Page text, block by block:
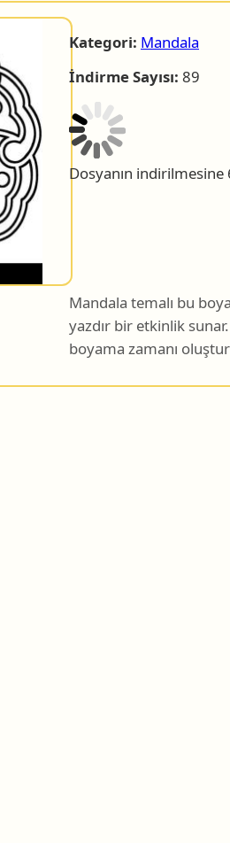
Kategori: Mandala
İndirme Sayısı: 89
Dosyanın indirilmesine
yazdır bir etkinlik
boyama zamanı